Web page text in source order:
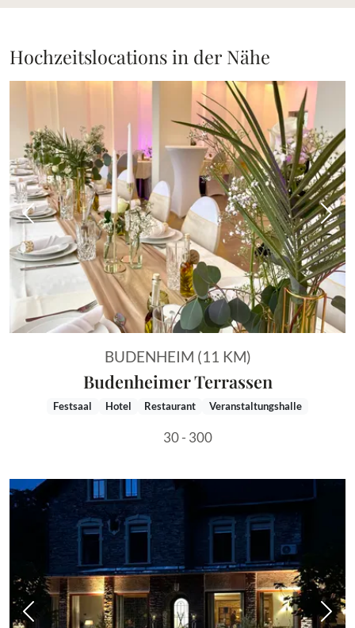
Hochzeitslocations in der Nähe
Vorheriges Bild
BUDENHEIM (11 KM)
Budenheimer Terrassen
Festsaal Hotel Restaurant Veranstaltungshalle
30 - 300
Vorheriges Bild